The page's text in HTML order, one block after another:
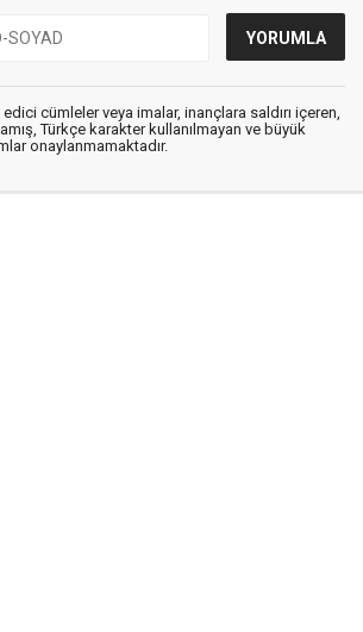
cümleler veya imalar, inançlara saldırı içeren,
Türkçe karakter kullanılmayan ve büyük
onaylanmamaktadır.